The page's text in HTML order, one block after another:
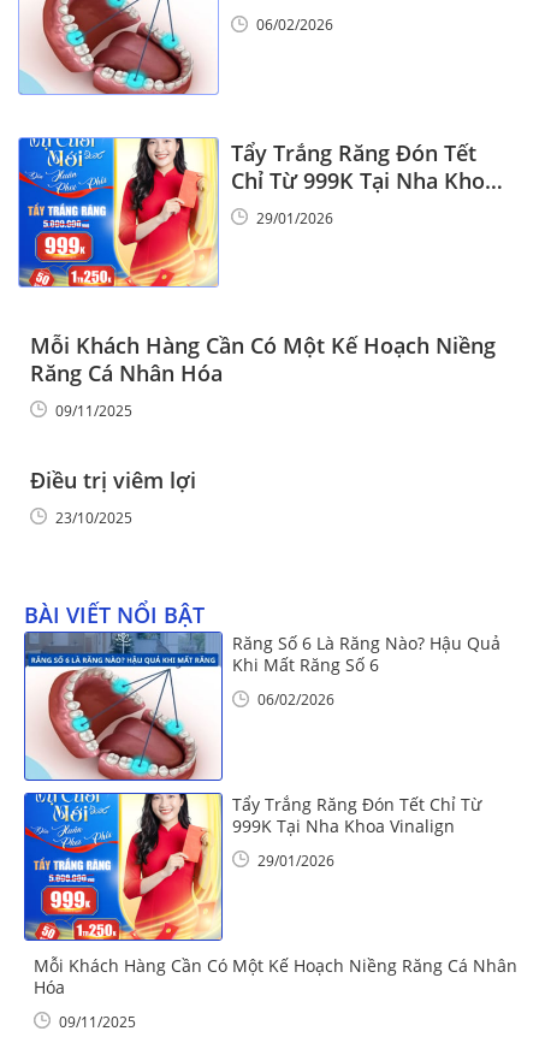
6
06/02/2026
Tẩy Trắng Răng Đón Tết
Chỉ Từ 999K Tại Nha Khoa
Vinalign
29/01/2026
Mỗi Khách Hàng Cần Có Một Kế Hoạch Niềng
Răng Cá Nhân Hóa
09/11/2025
Điều trị viêm lợi
23/10/2025
BÀI VIẾT NỔI BẬT
Răng Số 6 Là Răng Nào? Hậu Quả
Khi Mất Răng Số 6
06/02/2026
Tẩy Trắng Răng Đón Tết Chỉ Từ
999K Tại Nha Khoa Vinalign
29/01/2026
Mỗi Khách Hàng Cần Có Một Kế Hoạch Niềng Răng Cá Nhân
Hóa
09/11/2025